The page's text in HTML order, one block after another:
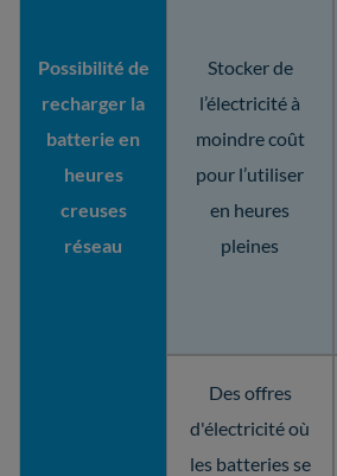
Possibilité de
recharger la
batterie en
heures
creuses
réseau
Stocker de
l’électricité à
moindre coût
pour l’utiliser
en heures
pleines
Des offres
d'électricité où
les batteries se